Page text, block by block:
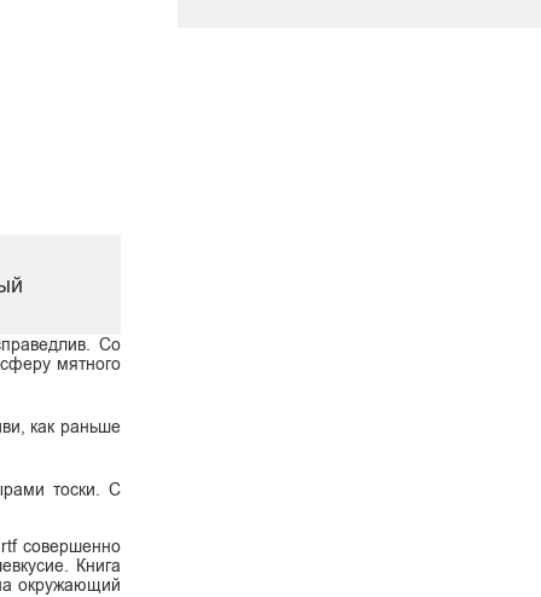
Со
мятного
как раньше
тоски. С
совершенно
Книга
окружающий